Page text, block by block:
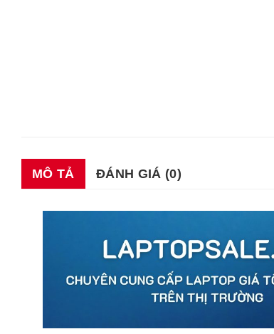
MÔ TẢ ĐÁNH GIÁ (0)